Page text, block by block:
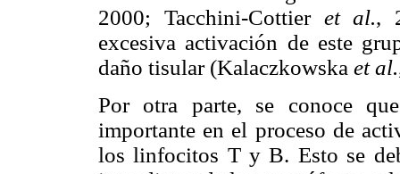
2000; Tacchini-Cottier et al.,
excesiva activación de este
daño tisular (Kalaczkowska et al.
Por otra parte, se conoce
importante en el proceso de
los linfocitos T y B. Esto se